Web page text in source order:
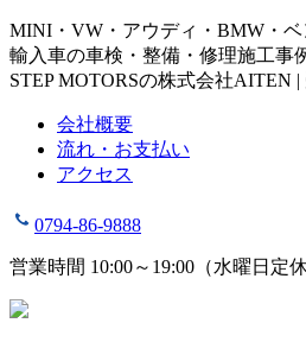
MINI・VW・アウディ・BMW・ベ
輸入車の車検・整備・修理施工事
STEP MOTORSの株式会社AITEN
会社概要
流れ・お支払い
アクセス
0794-86-9888
営業時間 10:00～19:00（水曜日定休